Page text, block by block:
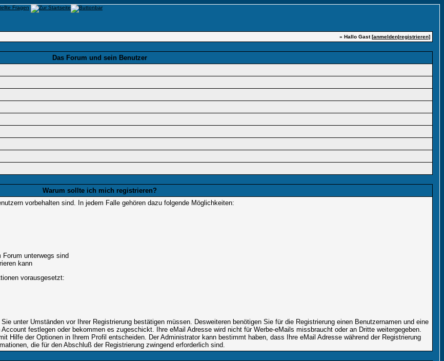
» Hallo Gast [anmelden|registrieren]
Das Forum und sein Benutzer
Warum sollte ich mich registrieren?
vorbehalten sind. In jedem Falle gehören dazu folgende Möglichkeiten:
Forum unterwegs sind
kann
vorausgesetzt:
unter Umständen vor Ihrer Registrierung bestätigen müssen. Desweiteren benötigen Sie für die Registrierung einen Benutzernamen und eine
festlegen oder bekommen es zugeschickt. Ihre eMail Adresse wird nicht für Werbe-eMails missbraucht oder an Dritte weitergegeben.
Hilfe der Optionen in Ihrem Profil entscheiden. Der Administrator kann bestimmt haben, dass Ihre eMail Adresse während der Registrierung
die für den Abschluß der Registrierung zwingend erforderlich sind.